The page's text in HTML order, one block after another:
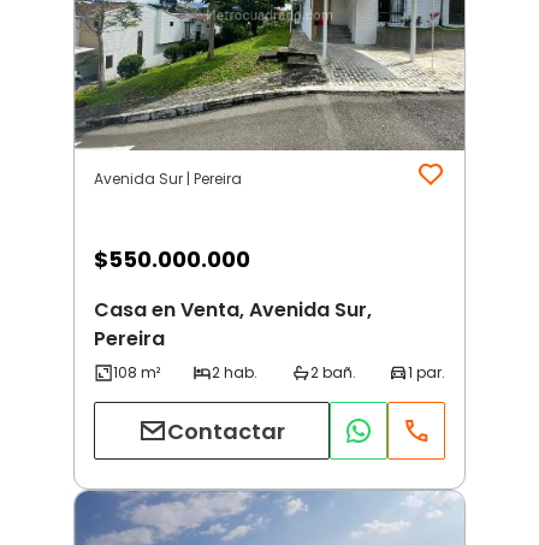
Avenida Sur | Pereira
$550.000.000
Casa en Venta, Avenida Sur,
Pereira
Contactar